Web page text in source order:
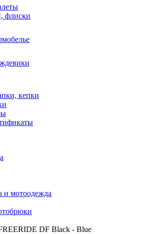
флиски
кепки
и мотоодежда
DF Black - Blue